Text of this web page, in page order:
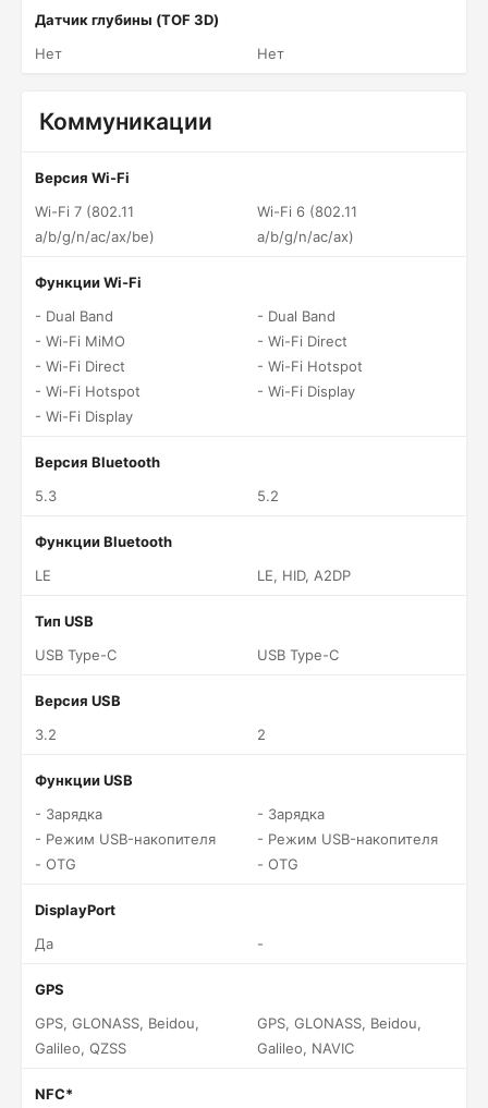
Датчик глубины (TOF 3D)
Нет
Нет
Коммуникации
Версия Wi-Fi
Wi-Fi 7 (802.11
a/b/g/n/ac/ax/be)
Wi-Fi 6 (802.11
a/b/g/n/ac/ax)
Функции Wi-Fi
- Dual Band
- Wi-Fi MiMO
- Wi-Fi Direct
- Wi-Fi Hotspot
- Wi-Fi Display
- Dual Band
- Wi-Fi Direct
- Wi-Fi Hotspot
- Wi-Fi Display
Версия Bluetooth
5.3
5.2
Функции Bluetooth
LE
LE, HID, A2DP
Тип USB
USB Type-C
USB Type-C
Версия USB
3.2
2
Функции USB
- Зарядка
- Режим USB-накопителя
- OTG
- Зарядка
- Режим USB-накопителя
- OTG
DisplayPort
Да
-
GPS
GPS, GLONASS, Beidou,
Galileo, QZSS
GPS, GLONASS, Beidou,
Galileo, NAVIC
NFC*